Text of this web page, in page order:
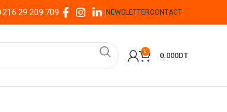
29 209 709 NEWSLETTERCONTACT
0
0.000DT